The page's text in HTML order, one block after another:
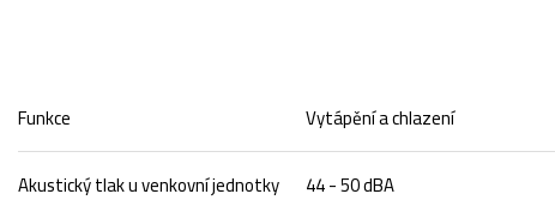
Funkce
Vytápění a chlazení
Akustický tlak u venkovní jednotky
44 - 50 dBA